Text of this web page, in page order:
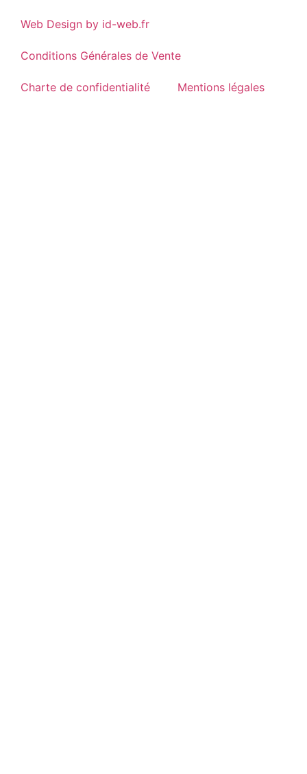
Web Design by id-web.fr
Conditions Générales de Vente
Charte de confidentialité Mentions légales